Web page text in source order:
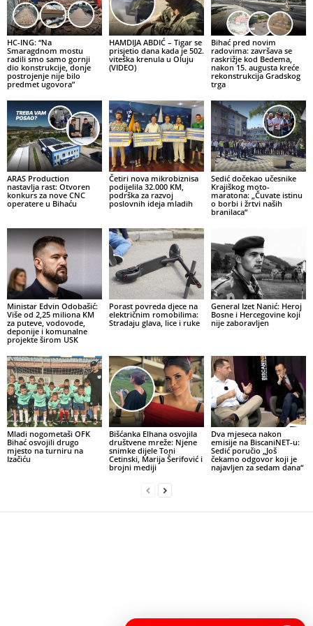
HC-ING: “Na
Smaragdnom mostu
radili smo samo gornji
dio konstrukcije, donje
postrojenje nije bilo
predmet ugovora”
HAMDIJA ABDIĆ – Tigar se
prisjetio dana kada je 502.
viteška krenula u Oluju
(VIDEO)
Bihać pred novim
radovima: završava se
raskrižje kod Bedema,
nakon 15. augusta kreće
rekonstrukcija Gradskog
trga
ARAS Production
nastavlja rast: Otvoren
konkurs za nove CNC
operatere u Bihaću
Četiri nova mikrobiznisa
podijelila 32.000 KM,
podrška za razvoj
poslovnih ideja mladih
Sedić dočekao učesnike
Krajiškog moto-
maratona: „Čuvate istinu
o borbi i žrtvi naših
branilaca“
Ministar Edvin Odobašić:
Više od 2,25 miliona KM
za puteve, vodovode,
deponije i komunalne
projekte širom USK
Porast povreda djece na
električnim romobilima:
Stradaju glava, lice i ruke
General Izet Nanić: Heroj
Bosne i Hercegovine koji
nije zaboravljen
Mladi nogometaši OFK
Bihać osvojili drugo
mjesto na turniru na
Izačiću
Bišćanka Elhana osvojila
društvene mreže: Njene
snimke dijele Toni
Cetinski, Marija Šerifović i
brojni mediji
Dva mjeseca nakon
emisije na BiscaniNET-u:
Sedić poručio „Još
čekamo odgovor koji je
najavljen za sedam dana“